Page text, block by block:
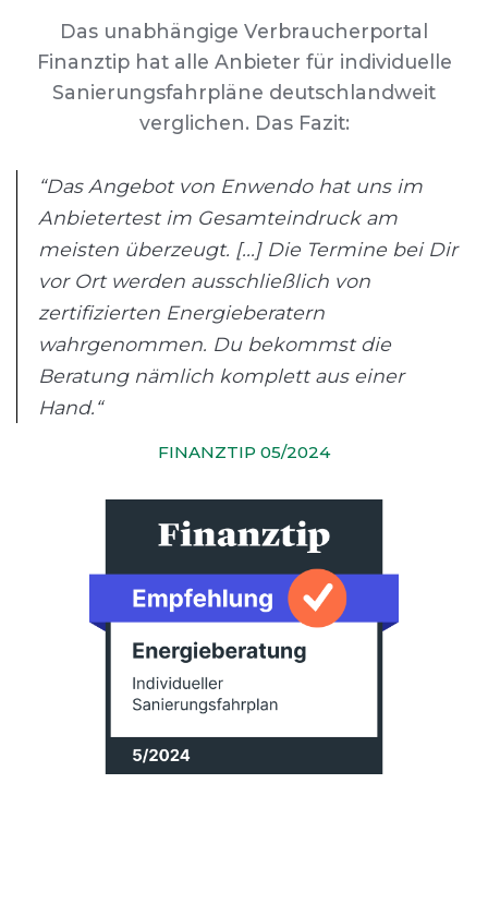
Das unabhängige Verbraucherportal
Finanztip hat alle Anbieter für individuelle
Sanierungsfahrpläne deutschlandweit
verglichen. Das Fazit:
“Das Angebot von Enwendo hat uns im
Anbietertest im Gesamteindruck am
meisten überzeugt. [...] Die Termine bei Dir
vor Ort werden ausschließlich von
zertifizierten Energieberatern
wahrgenommen. Du bekommst die
Beratung nämlich komplett aus einer
Hand.“
FINANZTIP 05/2024